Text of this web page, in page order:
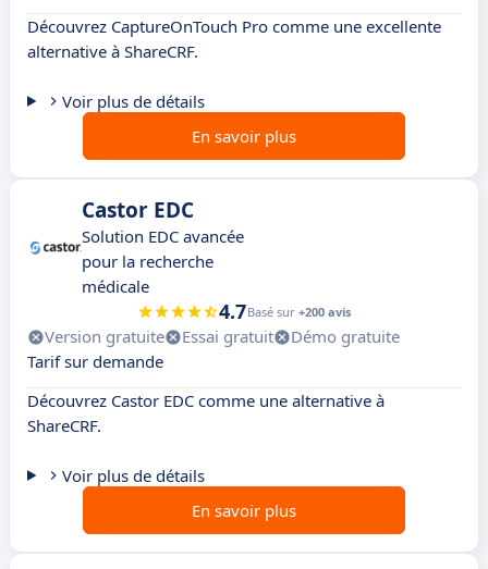
Découvrez CaptureOnTouch Pro comme une excellente
alternative à ShareCRF.
Voir plus de détails
En savoir plus
Castor EDC
Solution EDC avancée
pour la recherche
médicale
4.7Basé sur +200 avis
Version gratuite Essai gratuit
Démo gratuite
Tarif sur demande
Découvrez Castor EDC comme une alternative à
ShareCRF.
Voir plus de détails
En savoir plus